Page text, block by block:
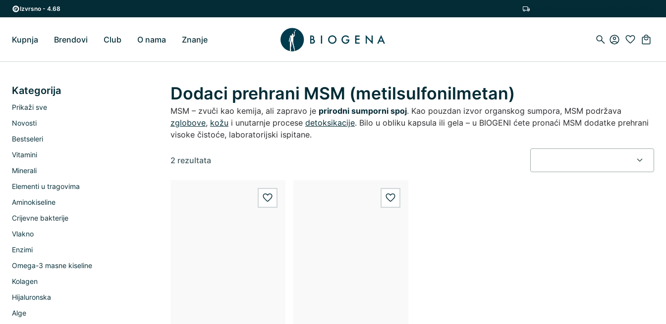
Preskoči na glavni sadržaj
Preskoči na glavnu navigaciju
Izvrsno - 4.68
Kupnja Uključi/isključi Kupnja podizbornik
Brendovi Uključi/isključi Brendovi podizbornik
Club O nama Uključi/isključi O nama podizbornik
Znanje Uključi/isključi Znanje podizbornik
Dodaci prehrani MSM (metilsulfonilmetan)
MSM – zvuči kao kemija, ali zapravo je prirodni sumporni spoj. Kao pouzdan izvor organskog sumpora, MSM podržava
zglobove, kožu i unutarnje procese detoksikacije. Bilo u obliku kapsula ili gela – u BIOGENI ćete pronaći MSM dodatke prehrani
visoke čistoće, laboratorijski ispitane.
2 rezultata
wishlist.add wishlist.add
Kategorija
Prikaži sve
Novosti
Bestseleri
Vitamini
Minerali
Elementi u tragovima
Aminokiseline
Crijevne bakterije
Vlakno
Enzimi
Omega-3 masne kiseline
Kolagen
Hijaluronska
Alge